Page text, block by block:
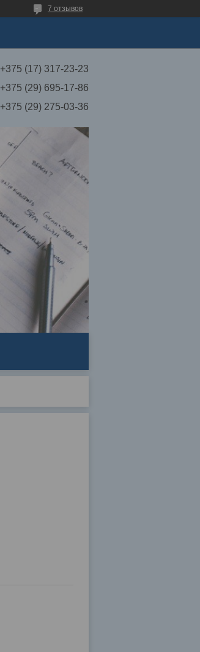
7 отзывов
+375 (17) 317-23-23
+375 (29) 695-17-86
+375 (29) 275-03-36